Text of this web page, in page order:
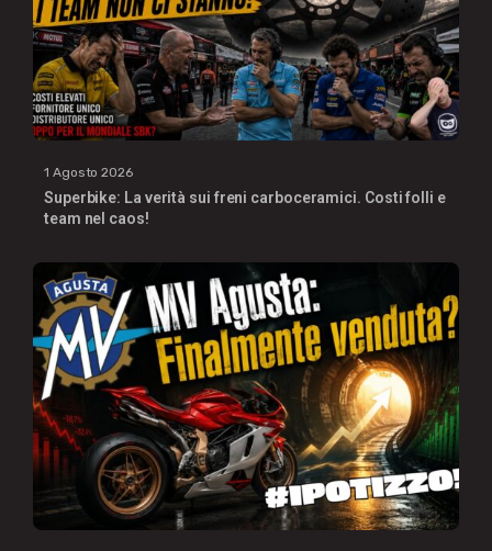
1 Agosto 2026
Superbike: La verità sui freni carboceramici. Costi folli e
team nel caos!